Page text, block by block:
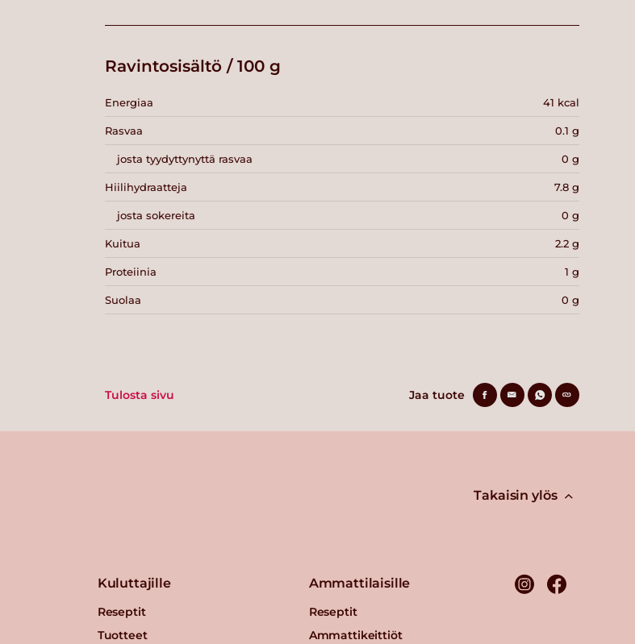
Ravintosisältö / 100 g
Energiaa 41 kcal
Rasvaa 0.1 g
josta tyydyttynyttä rasvaa 0 g
Hiilihydraatteja 7.8 g
josta sokereita 0 g
Kuitua 2.2 g
Proteiinia 1 g
Suolaa 0 g
Tulosta sivu Jaa tuote
Takaisin ylös
Kuluttajille
Reseptit
Tuotteet
Ammattilaisille
Reseptit
Ammattikeittiöt